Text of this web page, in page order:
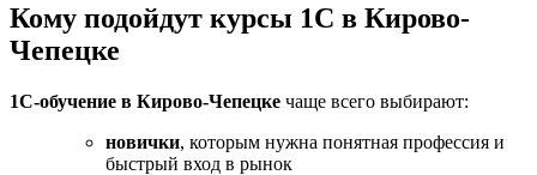
Кому подойдут курсы 1С в Кирово-
Чепецке
1С-обучение в Кирово-Чепецке чаще всего выбирают:
новички, которым нужна понятная профессия и
быстрый вход в рынок